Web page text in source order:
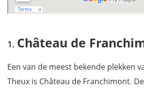
Château de
Een van de meest bekende plekken
Theux is Château de Franchimont. De